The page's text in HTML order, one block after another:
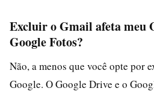
Excluir o Gmail afeta meu
Google Fotos?
Não, a menos que você opte por
Google. O Google Drive e o